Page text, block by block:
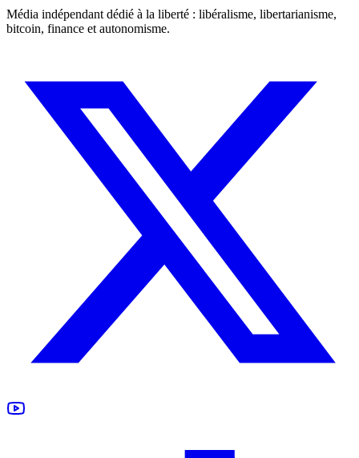
Média indépendant dédié à la liberté : libéralisme, libertarianisme,
bitcoin, finance et autonomisme.